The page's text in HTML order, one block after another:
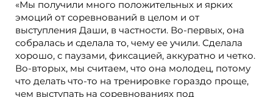
«Мы получили много положительных и ярких
эмоций от соревнований в целом и от
выступления Даши, в частности. Во-первых, она
собралась и сделала то, чему ее учили. Сделала
хорошо, с паузами, фиксацией, аккуратно и четко.
Во-вторых, мы считаем, что она молодец, потому
что делать что-то на тренировке гораздо проще,
чем выступать на соревнованиях под